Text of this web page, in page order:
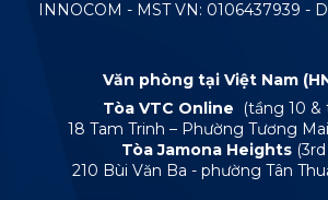
INNOCOM - MST VN: 0106437939 -
Văn phòng tại Việt Nam
Tòa VTC Online
(tầng 10 &
18 Tam Trinh – Phường Tương
Tòa Jamona Heights
210 Bùi Văn Ba - phường Tân